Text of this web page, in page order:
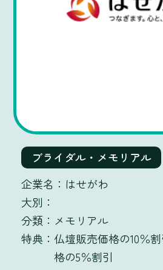
ブライダル・メモリアル
はせがわ
メモリアル
仏壇販売価格の10％
格の5％割引